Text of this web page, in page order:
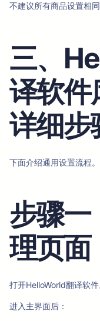
不建议所有商品设置相同
三、
译软件
详细步
下面介绍通用设置流程。
步骤一
理页面
打开HelloWorld翻译软件
进入主界面后：